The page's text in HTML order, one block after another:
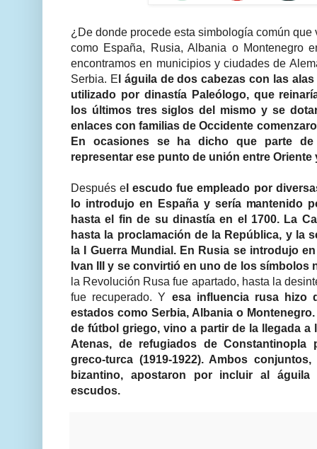
¿De donde procede esta simbología común
como España, Rusia, Albania o Montenegro
encontramos en municipios y ciudades de
Serbia. El águila de dos cabezas con las
utilizado por dinastía Paleólogo, que
los últimos tres siglos del mismo y se
enlaces con familias de Occidente
En ocasiones se ha dicho que parte de
representar ese punto de unión entre Oriente
Después el escudo fue empleado por
lo introdujo en España y sería mantenido
hasta el fin de su dinastía en el 1700. La
hasta la proclamación de la República, y la
la I Guerra Mundial. En Rusia se introdujo
Ivan III y se convirtió en uno de los símbolos
la Revolución Rusa fue apartado, hasta la
fue recuperado. Y esa influencia rusa hizo
estados como Serbia, Albania o
de fútbol griego, vino a partir de la llegada a
Atenas, de refugiados de Constantinopla
greco-turca (1919-1922). Ambos
bizantino, apostaron por incluir al
escudos.